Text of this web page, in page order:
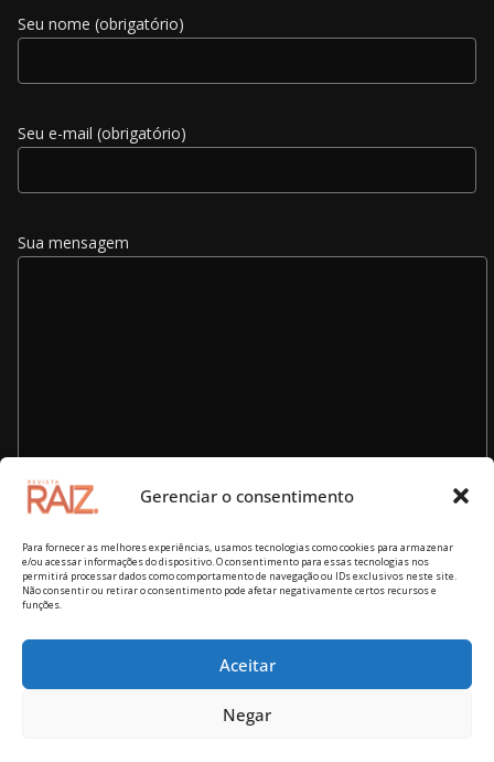
Gerenciar o consentimento
Para fornecer as melhores experiências, usamos tecnologias como cookies para armazenar
e/ou acessar informações do dispositivo. O consentimento para essas tecnologias nos
permitirá processar dados como comportamento de navegação ou IDs exclusivos neste site.
Não consentir ou retirar o consentimento pode afetar negativamente certos recursos e
funções.
Aceitar
Negar
Seu nome (obrigatório)
Seu e-mail (obrigatório)
Sua mensagem
direitos reservados.